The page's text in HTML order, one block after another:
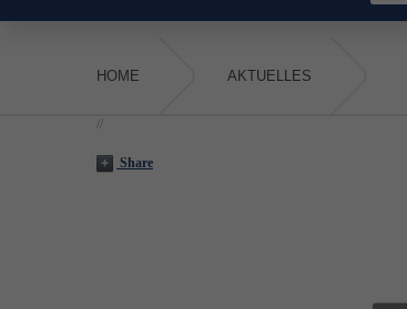
HOME AKTUELLES
//
Share